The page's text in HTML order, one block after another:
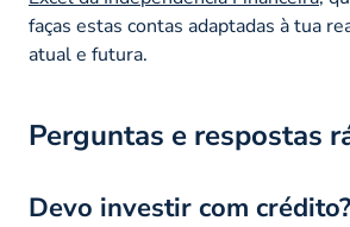
faças estas contas adaptadas à tua
atual e futura.
Perguntas e respostas
Devo investir com crédito?